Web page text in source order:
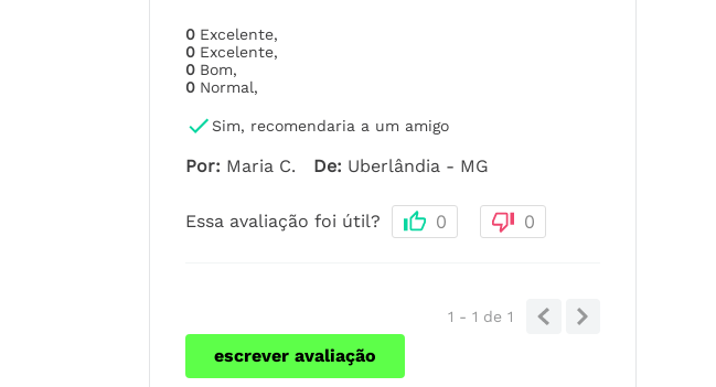
0 Excelente,
0 Excelente,
0 Bom,
0 Normal,
Sim, recomendaria a um amigo
Por: Maria C. De: Uberlândia - MG
Essa avaliação foi útil? 0 0
1 - 1 de 1
escrever avaliação